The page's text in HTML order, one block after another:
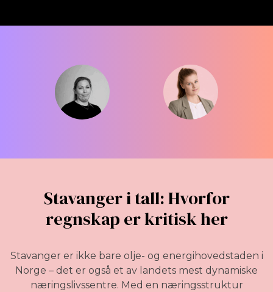
Stavanger i tall: Hvorfor
regnskap er kritisk her
Stavanger er ikke bare olje- og energihovedstaden i
Norge – det er også et av landets mest dynamiske
næringslivssentre. Med en næringsstruktur